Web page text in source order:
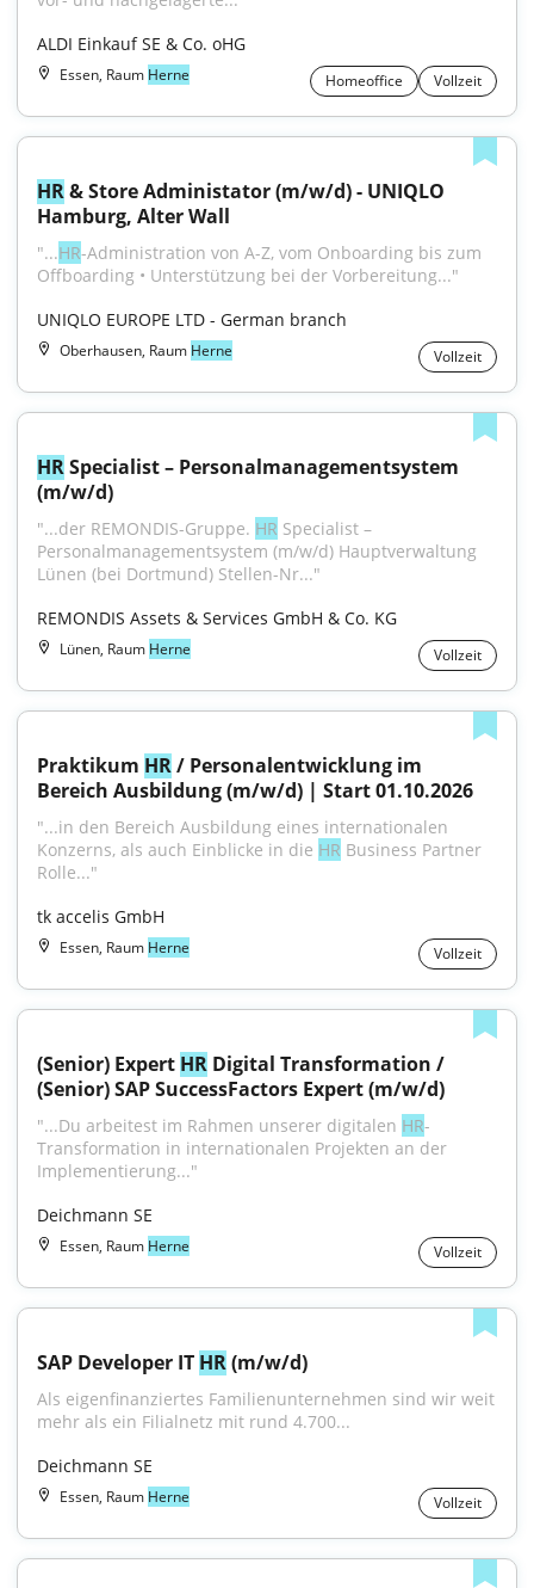
ALDI Einkauf SE & Co. oHG
Essen, Raum Herne Homeoffice Vollzeit
HR & Store Administator (m/w/d) - UNIQLO
Hamburg, Alter Wall
"...HR-Administration von A-Z, vom Onboarding bis zum
Offboarding • Unterstützung bei der Vorbereitung..."
UNIQLO EUROPE LTD - German branch
Oberhausen, Raum Herne Vollzeit
HR Specialist – Personalmanagementsystem
(m/w/d)
"...der REMONDIS-Gruppe. HR Specialist –
Personalmanagementsystem (m/w/d) Hauptverwaltung
Lünen (bei Dortmund) Stellen-Nr..."
REMONDIS Assets & Services GmbH & Co. KG
Lünen, Raum Herne Vollzeit
Praktikum HR / Personalentwicklung im
Bereich Ausbildung (m/w/d) | Start 01.10.2026
"...in den Bereich Ausbildung eines internationalen
Konzerns, als auch Einblicke in die HR Business Partner
Rolle..."
tk accelis GmbH
Essen, Raum Herne Vollzeit
(Senior) Expert HR Digital Transformation /
(Senior) SAP SuccessFactors Expert (m/w/d)
"...Du arbeitest im Rahmen unserer digitalen HR-
Transformation in internationalen Projekten an der
Implementierung..."
Deichmann SE
Essen, Raum Herne Vollzeit
SAP Developer IT HR (m/w/d)
Als eigenfinanziertes Familienunternehmen sind wir weit
mehr als ein Filialnetz mit rund 4.700...
Deichmann SE
Essen, Raum Herne Vollzeit